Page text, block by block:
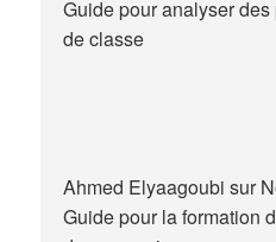
Guide pour analyser
de classe
Ahmed Elyaagoubi sur
Guide pour la formation